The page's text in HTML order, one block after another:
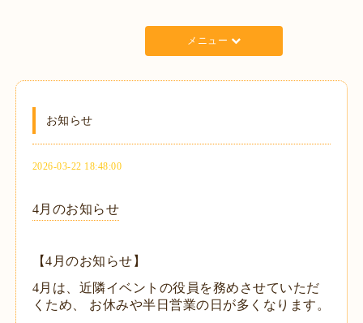
メニュー
お知らせ
2026-03-22 18:48:00
4月のお知らせ
【4月のお知らせ】
4月は、近隣イベントの役員を務めさせていただ
くため、 お休みや半日営業の日が多くなります。